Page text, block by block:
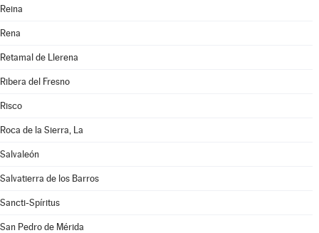
Reina
Rena
Retamal de Llerena
Ribera del Fresno
Risco
Roca de la Sierra, La
Salvaleón
Salvatierra de los Barros
Sancti-Spíritus
San Pedro de Mérida